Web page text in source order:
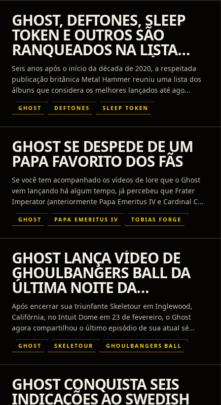
GHOST, DEFTONES, SLEEP
TOKEN E OUTROS SÃO
RANQUEADOS NA LISTA
DOS '30 MELHORES ÁLBUNS
DE METAL DA DÉCADA (ATÉ
AGORA)' DA METAL
HAMMER
Seis anos após o início da década de 2020, a respeitada
publicação britânica Metal Hammer reuniu uma lista dos
álbuns que considera os melhores lançados até ago...
GHOST DEFTONES SLEEP TOKEN
GHOST SE DESPEDE DE UM
PAPA FAVORITO DOS FÃS
Se você tem acompanhado os vídeos de lore que o Ghost
vem lançando há algum tempo, já percebeu que Frater
Imperator (anteriormente Papa Emeritus IV e Cardinal C...
GHOST PAPA EMERITUS IV TOBIAS FORGE
GHOST LANÇA VÍDEO DE
GHOULBANGERS BALL DA
ÚLTIMA NOITE DA
SKELETOUR
Após encerrar sua triunfante Skeletour em Inglewood,
Califórnia, no Intuit Dome em 23 de fevereiro, o Ghost
agora compartilhou o último episódio de sua atual sé...
GHOST SKELETOUR GHOULBANGERS BALL
GHOST CONQUISTA SEIS
INDICAÇÕES AO SWEDISH